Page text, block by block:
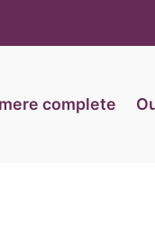
complete